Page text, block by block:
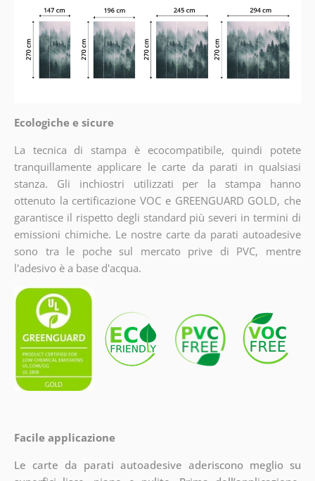
Ecologiche e sicure
La tecnica di stampa è ecocompatibile, quindi potete
tranquillamente applicare le carte da parati in qualsiasi
stanza. Gli inchiostri utilizzati per la stampa hanno
ottenuto la certificazione VOC e GREENGUARD GOLD, che
garantisce il rispetto degli standard più severi in termini di
emissioni chimiche. Le nostre carte da parati autoadesive
sono tra le poche sul mercato prive di PVC, mentre
l'adesivo è a base d'acqua.
Facile applicazione
Le carte da parati autoadesive aderiscono meglio su